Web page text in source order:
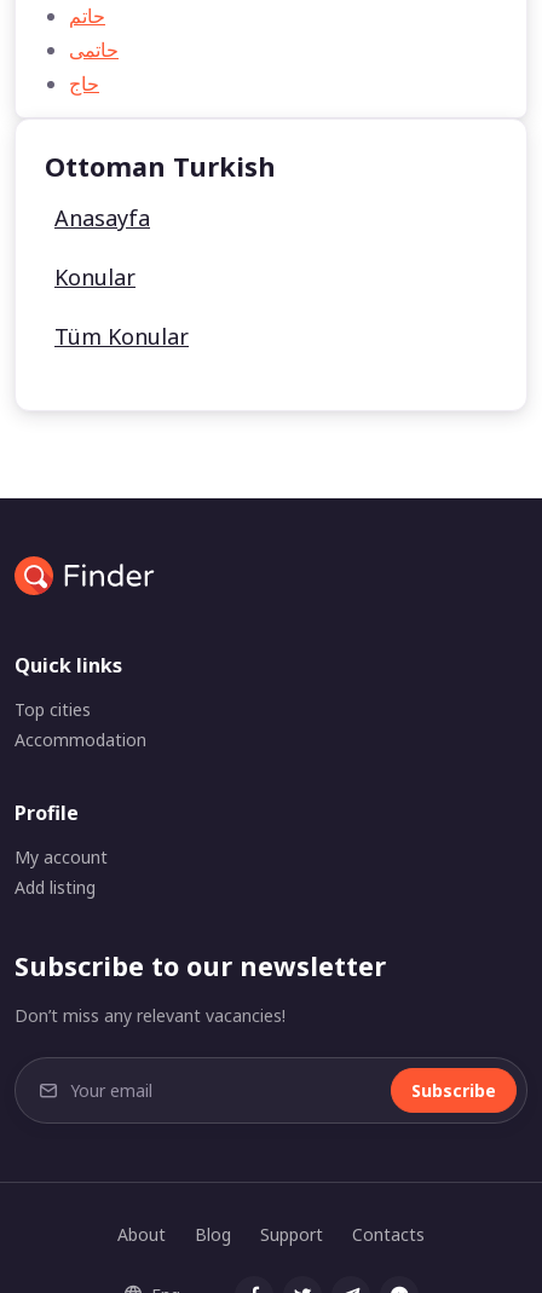
حاتم
حاتمی
حاج
Ottoman Turkish
Anasayfa
Konular
Tüm Konular
Quick links
Top cities
Accommodation
Profile
My account
Add listing
Subscribe to our newsletter
Don’t miss any relevant vacancies!
Subscribe
About Blog Support Contacts